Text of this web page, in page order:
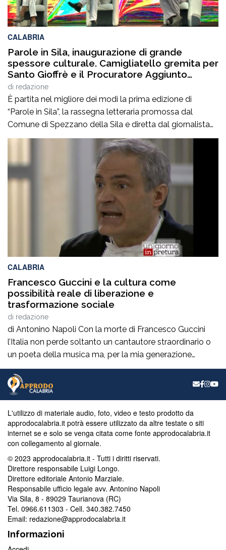
CALABRIA
Parole in Sila, inaugurazione di grande
spessore culturale. Camigliatello gremita per
Santo Gioffrè e il Procuratore Aggiunto
Stefano Musolino
di redazione
È partita nel migliore dei modi la prima edizione di
“Parole in Sila”, la rassegna letteraria promossa dal
Comune di Spezzano della Sila e diretta dal giornalista
Pasquale Motta, che fino al 19 agosto porterà a
Camigliatello Silano alcuni tra i più autorevoli
protagonisti del panorama culturale e istituzionale
italiano. Nella splendida cornice di Piazza […]
CALABRIA
Francesco Guccini e la cultura come
possibilità reale di liberazione e
trasformazione sociale
di redazione
di Antonino Napoli Con la morte di Francesco Guccini
l’Italia non perde soltanto un cantautore straordinario o
un poeta della musica ma, per la mia generazione
cresciuta nella sinistra degli anni Ottanta e Novanta, se
ne va un autentico riferimento culturale, uno di quei
maestri che hanno insegnato a pensare prima ancora
L'utilizzo di materiale audio, foto, video e testo prodotto da
approdocalabria.it potrà essere utilizzato da altre testate o siti
internet se e solo se venga citata come fonte approdocalabria.it
con collegamento al giornale.
© 2023 approdocalabria.it - Tutti i diritti riservati.
Direttore responsabile Luigi Longo.
Direttore editoriale Antonio Marziale.
Responsabile ufficio legale avv. Antonino Napoli
Via Sila, 8 - 89029 Taurianova (RC)
Tel. 0966.611303 - Cell. 340.382.7450
Email: redazione@approdocalabria.it
Informazioni